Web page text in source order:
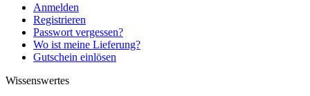
Anmelden
Registrieren
Passwort vergessen?
Wo ist meine Lieferung?
Gutschein einlösen
Wissenswertes